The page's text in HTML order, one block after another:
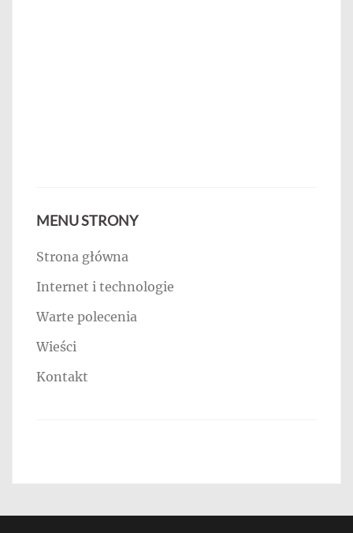
MENU STRONY
Strona główna
Internet i technologie
Warte polecenia
Wieści
Kontakt